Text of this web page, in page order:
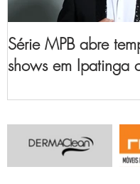
Série MPB abre
shows em Ipatinga